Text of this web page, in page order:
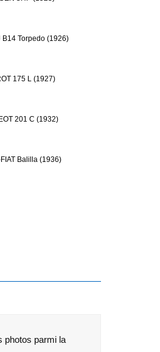
B14 Torpedo (1926)
175 L (1927)
201 C (1932)
Balilla (1936)
photos parmi la